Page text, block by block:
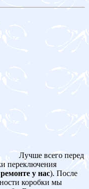
Лучше всего перед
переключения
у нас). После
коробки мы